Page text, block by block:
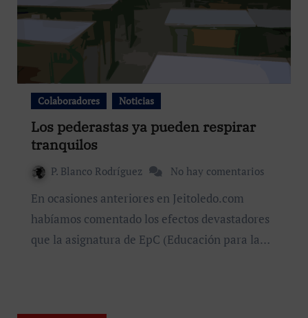
Colaboradores Noticias
Los pederastas ya pueden respirar
tranquilos
P. Blanco Rodríguez No hay comentarios
En ocasiones anteriores en Jeitoledo.com
habíamos comentado los efectos devastadores
que la asignatura de EpC (Educación para la…